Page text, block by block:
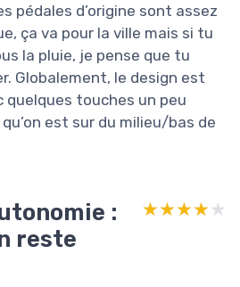
pédales d’origine sont assez
ça va pour la ville mais si tu
la pluie, je pense que tu
Globalement, le design est
quelques touches un peu
est sur du milieu/bas de
:
reste
★★★★★
★★★★★